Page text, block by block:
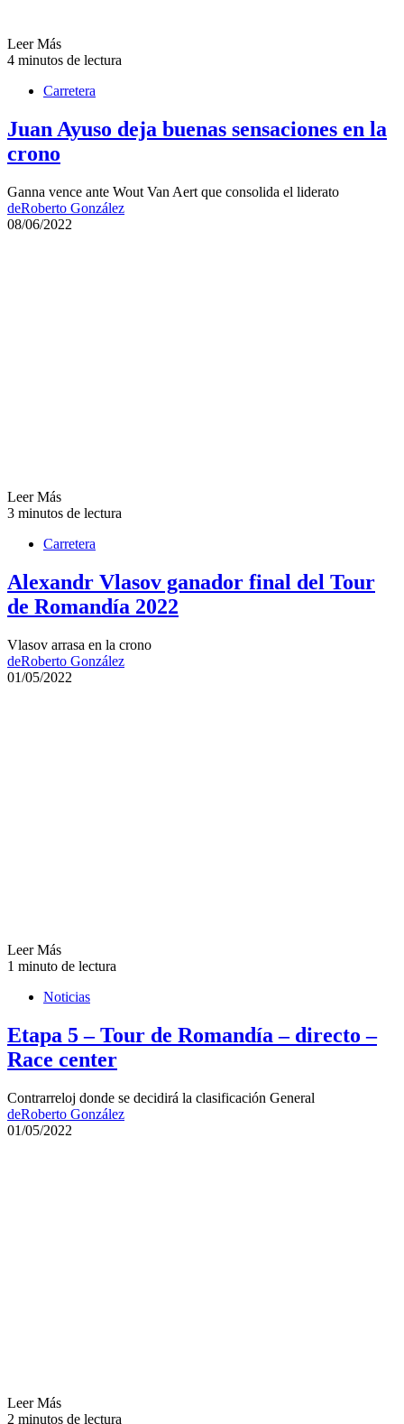
Leer Más
4 minutos de lectura
Carretera
Juan Ayuso deja buenas sensaciones en la
crono
Ganna vence ante Wout Van Aert que consolida el liderato
deRoberto González
08/06/2022
Leer Más
3 minutos de lectura
Carretera
Alexandr Vlasov ganador final del Tour
de Romandía 2022
Vlasov arrasa en la crono
deRoberto González
01/05/2022
Leer Más
1 minuto de lectura
Noticias
Etapa 5 – Tour de Romandía – directo –
Race center
Contrarreloj donde se decidirá la clasificación General
deRoberto González
01/05/2022
Leer Más
2 minutos de lectura